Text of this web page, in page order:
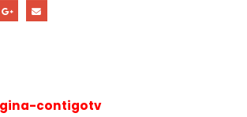
contigotv